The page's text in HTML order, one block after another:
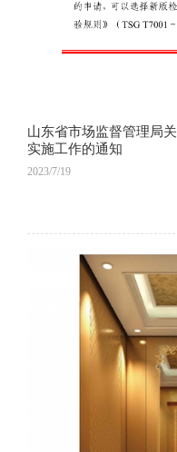
山东省市场监督管理局
实施工作的通知
2023/7/19